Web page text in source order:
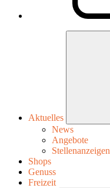
Aktuelles
News
Angebote
Stellenanzeigen
Shops
Genuss
Freizeit